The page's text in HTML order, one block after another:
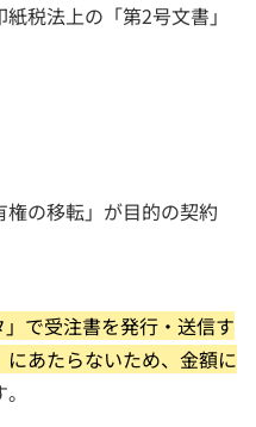
税法上の「第2号文書」
の移転」が目的の契約
で受注書を発行・送信す
あたらないため、金額に